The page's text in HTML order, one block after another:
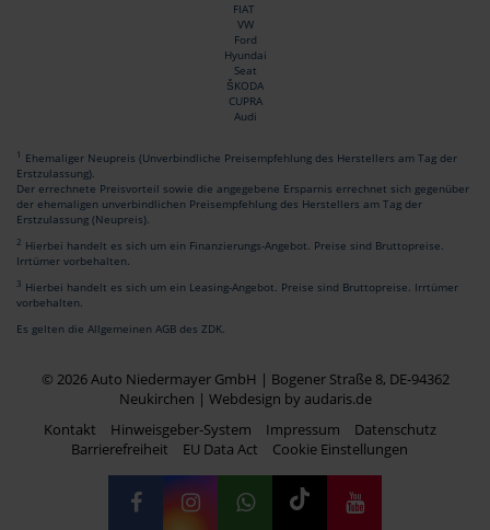
FIAT
VW
Ford
Hyundai
Seat
ŠKODA
CUPRA
Audi
1 Ehemaliger Neupreis (Unverbindliche Preisempfehlung des Herstellers am Tag der
Erstzulassung).
Der errechnete Preisvorteil sowie die angegebene Ersparnis errechnet sich gegenüber
der ehemaligen unverbindlichen Preisempfehlung des Herstellers am Tag der
Erstzulassung (Neupreis).
2 Hierbei handelt es sich um ein Finanzierungs-Angebot. Preise sind Bruttopreise.
Irrtümer vorbehalten.
3 Hierbei handelt es sich um ein Leasing-Angebot. Preise sind Bruttopreise. Irrtümer
vorbehalten.
Es gelten die Allgemeinen AGB des ZDK.
© 2026 Auto Niedermayer GmbH | Bogener Straße 8, DE-94362
Neukirchen | Webdesign by audaris.de
Kontakt
Hinweisgeber-System Impressum
Datenschutz
Barrierefreiheit
EU Data Act Cookie Einstellungen